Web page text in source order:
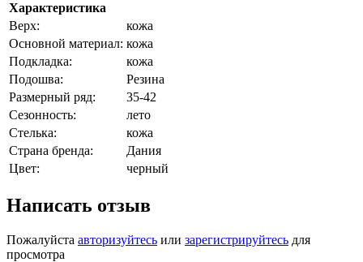
Характеристика
Верх:
кожа
Основной материал: кожа
Подкладка:
кожа
Подошва:
Резина
Размерный ряд:
35-42
Сезонность:
лето
Стелька:
кожа
Страна бренда:
Дания
Цвет:
черный
Написать отзыв
Пожалуйста авторизуйтесь или зарегистрируйтесь для
просмотра